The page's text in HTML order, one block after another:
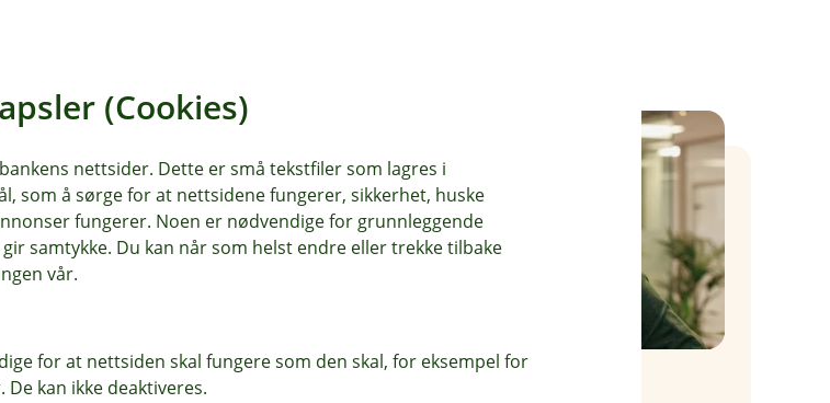
drift
Anders Wangen
(Cookies)
nettsider. Dette er små tekstfiler som lagres i
som å sørge for at nettsidene fungerer, sikkerhet, huske
fungerer. Noen er nødvendige for grunnleggende
samtykke. Du kan når som helst endre eller trekke tilbake
vår.
for at nettsiden skal fungere som den skal, for eksempel for
kan ikke deaktiveres.